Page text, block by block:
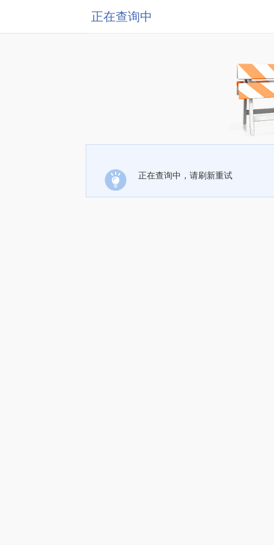
正在查询中
正在查询中，请刷新重试